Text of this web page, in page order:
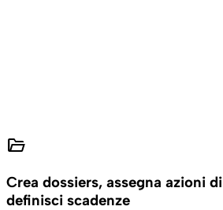
folder_open
Crea dossiers, assegna azioni
definisci scadenze